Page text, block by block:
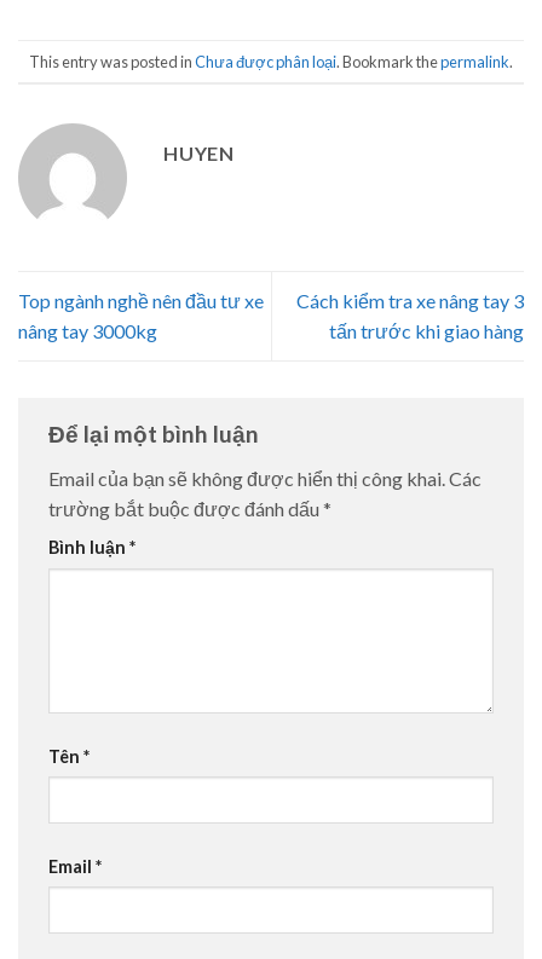
This entry was posted inChưa được phân loại. Bookmark thepermalink.
HUYEN
Top ngành nghề nên đầu tư xe
nâng tay 3000kg
Cách kiểm tra xe nâng tay 3
tấn trước khi giao hàng
Để lại một bình luận
Email của bạn sẽ không được hiển thị công khai.Các
trường bắt buộc được đánh dấu *
Bình luận *
Tên *
Email *